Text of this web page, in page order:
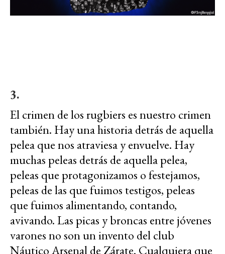
3.
El crimen de los rugbiers es nuestro crimen
también. Hay una historia detrás de aquella
pelea que nos atraviesa y envuelve. Hay
muchas peleas detrás de aquella pelea,
peleas que protagonizamos o festejamos,
peleas de las que fuimos testigos, peleas
que fuimos alimentando, contando,
avivando. Las picas y broncas entre jóvenes
varones no son un invento del club
Náutico Arsenal de Zárate. Cualquiera que